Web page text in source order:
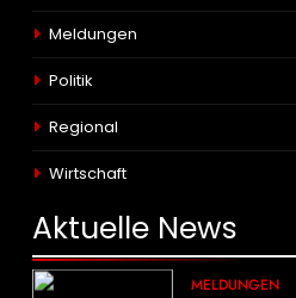
Meldungen
Politik
Regional
Wirtschaft
Aktuelle News
MELDUNGEN